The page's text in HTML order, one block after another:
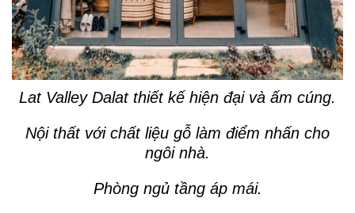
Lat Valley Dalat thiết kế hiện đại và ấm cúng.
Nội thất với chất liệu gỗ làm điểm nhấn cho
ngôi nhà.
Phòng ngủ tầng áp mái.